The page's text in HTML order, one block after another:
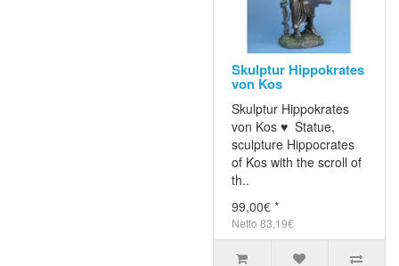
Skulptur Hippokrates
von Kos
Skulptur Hippokrates
von Kos ♥ Statue,
sculpture Hippocrates
of Kos with the scroll of
th..
99,00€ *
Netto 83,19€